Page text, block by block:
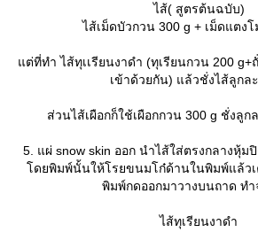
ไส้( สูตรต้นฉบับ)
ไส้เม็ดบัวกวน 300 g + เม็ดแตง
ต่ที่ทำ ไส้ทุเเรียนงาดำ (ทุเรียนกวน 200 g+
เข้าด้วยกัน) แล้วชั่งไส้ลูกล
ส่วนไส้เผือกก็ใช้เผือกกวน 300 g ชั่งลูก
5. แผ่ snow skin ออก นำไส้ใส่ตรงกลางหุ้
ดยพิมพ์นั้นให้โรยขนมโก๋ด้านในพิมพ์แล้วเ
พิมพ์กดออกมาวางบนถาด ท
ไส้ทุเรียนงาดำ